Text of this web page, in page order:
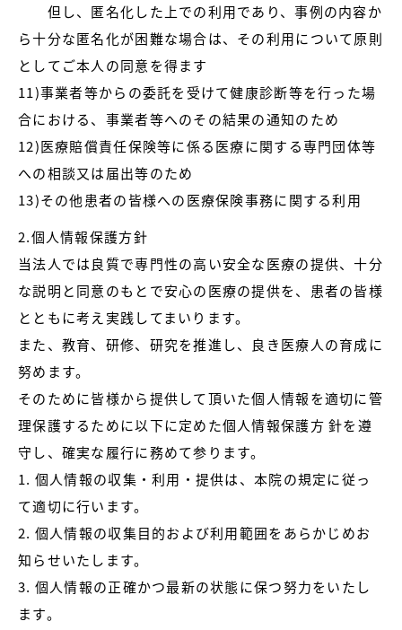
但し、匿名化した上での利用であり、事例の内容か
ら十分な匿名化が困難な場合は、その利用について原則
としてご本人の同意を得ます
11)事業者等からの委託を受けて健康診断等を行った場
合における、事業者等へのその結果の通知のため
12)医療賠償責任保険等に係る医療に関する専門団体等
への相談又は届出等のため
13)その他患者の皆様への医療保険事務に関する利用
2.個人情報保護方針
当法人では良質で専門性の高い安全な医療の提供、十分
な説明と同意のもとで安心の医療の提供を、患者の皆様
とともに考え実践してまいります。
また、教育、研修、研究を推進し、良き医療人の育成に
努めます。
そのために皆様から提供して頂いた個人情報を適切に管
理保護するために以下に定めた個人情報保護方 針を遵
守し、確実な履行に務めて参ります。
1. 個人情報の収集・利用・提供は、本院の規定に従っ
て適切に行います。
2. 個人情報の収集目的および利用範囲をあらかじめお
知らせいたします。
3. 個人情報の正確かつ最新の状態に保つ努力をいたし
ます。